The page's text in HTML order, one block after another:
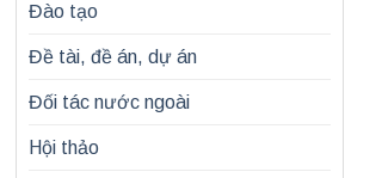
Đào tạo
Đề tài, đề án, dự án
Đối tác nước ngoài
Hội thảo